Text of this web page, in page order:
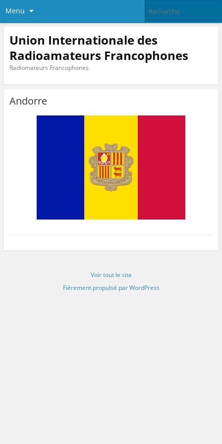
Menu
Union Internationale des
Radioamateurs Francophones
Radiomateurs Francophones
Andorre
Voir tout le site
Fièrement propulsé par WordPress